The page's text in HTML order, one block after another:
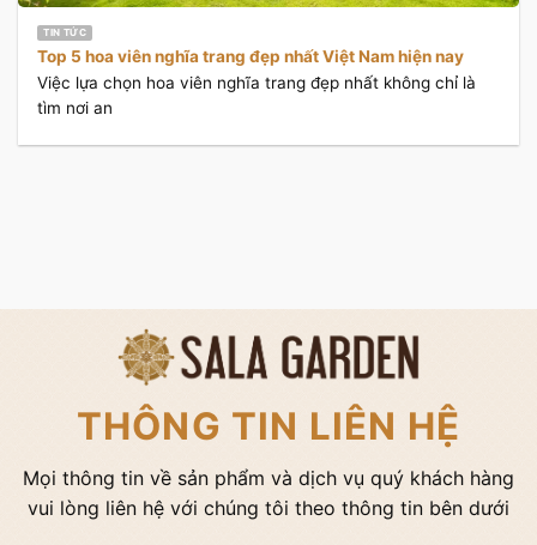
TIN TỨC
Top 5 hoa viên nghĩa trang đẹp nhất Việt Nam hiện nay
Việc lựa chọn hoa viên nghĩa trang đẹp nhất không chỉ là
tìm nơi an
THÔNG TIN LIÊN HỆ
Mọi thông tin về sản phẩm và dịch vụ quý khách hàng
vui lòng liên hệ với chúng tôi theo thông tin bên dưới